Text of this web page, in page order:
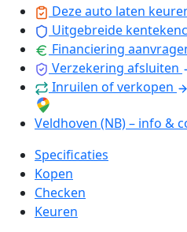
Deze auto laten
Uitgebreide
Financiering
Verzekering afsluiten
Inruilen of verkopen
Veldhoven (NB) – info &
Specificaties
Kopen
Checken
Keuren